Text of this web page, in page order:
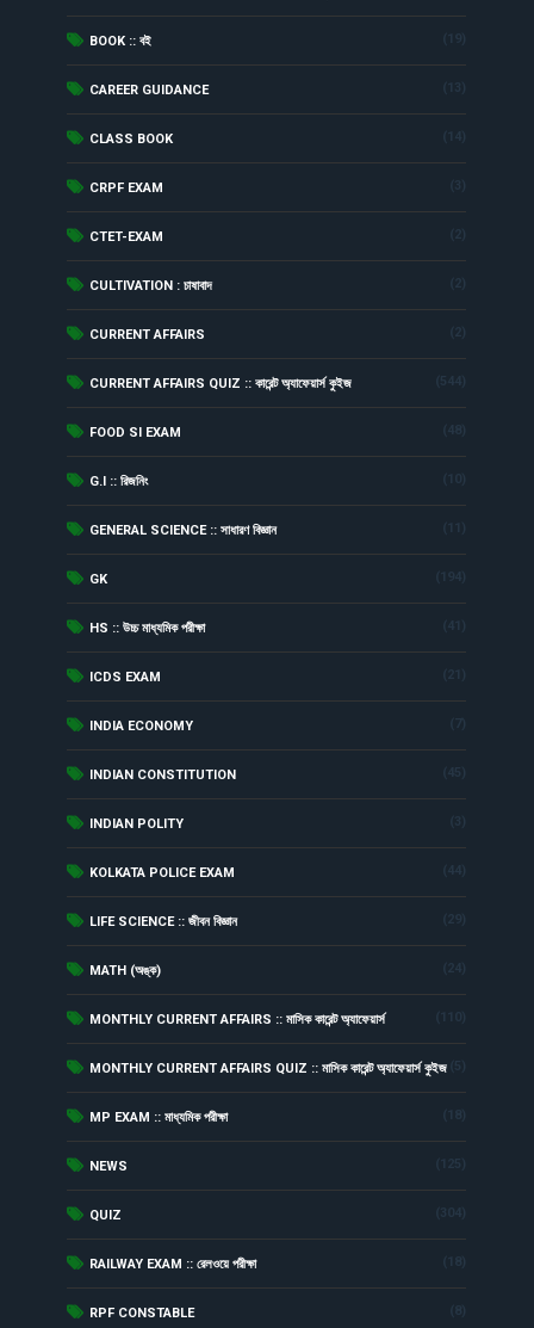
BOOK :: বই (19)
CAREER GUIDANCE (13)
CLASS BOOK (14)
CRPF EXAM (3)
CTET-EXAM (2)
CULTIVATION : চাষাবাদ (2)
CURRENT AFFAIRS (2)
CURRENT AFFAIRS QUIZ :: কারেন্ট অ্যাফেয়ার্স কুইজ (544)
FOOD SI EXAM (48)
G.I :: রিজনিং (10)
GENERAL SCIENCE :: সাধারণ বিজ্ঞান (11)
GK (194)
HS :: উচ্চ মাধ্যমিক পরীক্ষা (41)
ICDS EXAM (21)
INDIA ECONOMY (7)
INDIAN CONSTITUTION (45)
INDIAN POLITY (3)
KOLKATA POLICE EXAM (44)
LIFE SCIENCE :: জীবন বিজ্ঞান (29)
MATH (অঙ্ক) (24)
MONTHLY CURRENT AFFAIRS :: মাসিক কারেন্ট অ্যাফেয়ার্স (110)
MONTHLY CURRENT AFFAIRS QUIZ :: মাসিক কারেন্ট অ্যাফেয়ার্স কুইজ (5)
MP EXAM :: মাধ্যমিক পরীক্ষা (18)
NEWS (125)
QUIZ (304)
RAILWAY EXAM :: রেলওয়ে পরীক্ষা (18)
RPF CONSTABLE (8)